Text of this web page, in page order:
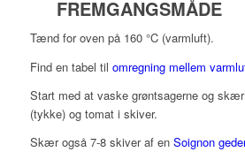
FREMGANGSMÅDE
Tænd for oven på 160 °C (varmluft).
Find en tabel til omregning mellem
Start med at vaske grøntsagerne og
(tykke) og tomat i skiver.
Skær også 7-8 skiver af enSoignon